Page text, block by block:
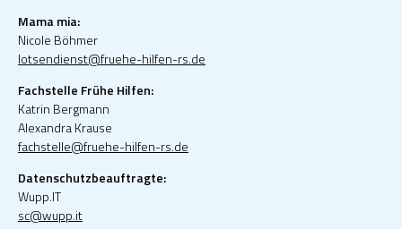
Mama mia:
Nicole Böhmer
lotsendienst@fruehe-hilfen-rs.de
Fachstelle Frühe Hilfen:
Katrin Bergmann
Alexandra Krause
fachstelle@fruehe-hilfen-rs.de
Datenschutzbeauftragte:
Wupp.IT
sc@wupp.it